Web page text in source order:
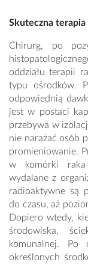
Skuteczna
Chirurg, po
oddziału terapii
typu ośrodków.
odpowiednią
jest w postaci
przebywa w
nie narażać osób
promieniowanie.
w komórki raka
wydalane z
radioaktywne są
do czasu, aż
Dopiero wtedy,
środowiska,
komunalnej. Po
określonych